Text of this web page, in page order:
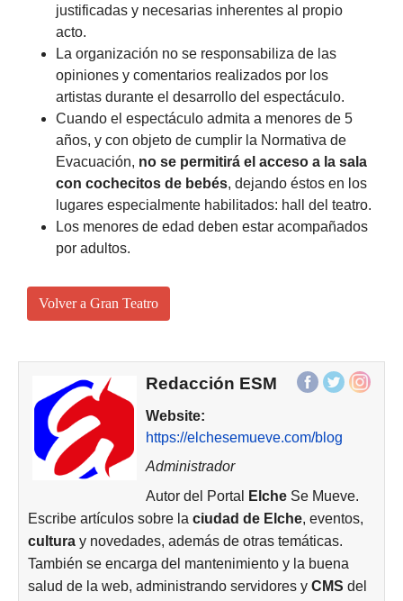
justificadas y necesarias inherentes al propio
acto.
La organización no se responsabiliza de las
opiniones y comentarios realizados por los
artistas durante el desarrollo del espectáculo.
Cuando el espectáculo admita a menores de 5
años, y con objeto de cumplir la Normativa de
Evacuación, no se permitirá el acceso a la sala
con cochecitos de bebés, dejando éstos en los
lugares especialmente habilitados: hall del teatro.
Los menores de edad deben estar acompañados
por adultos.
Volver a Gran Teatro
Redacción ESM
Website:
https://elchesemueve.com/blog
Administrador
Autor del Portal
ElcheSe Mueve.
Escribe artículos sobre la ciudad de Elche, eventos,
cultura y novedades, además de otras temáticas.
También se encarga del mantenimiento y la buena
salud de la web, administrando servidores y CMS del